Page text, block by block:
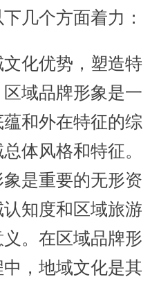
几个方面着力：
化优势，塑造特
域品牌形象是一
和外在特征的综
体风格和特征。
是重要的无形资
知度和区域旅游
。在区域品牌形
，地域文化是其